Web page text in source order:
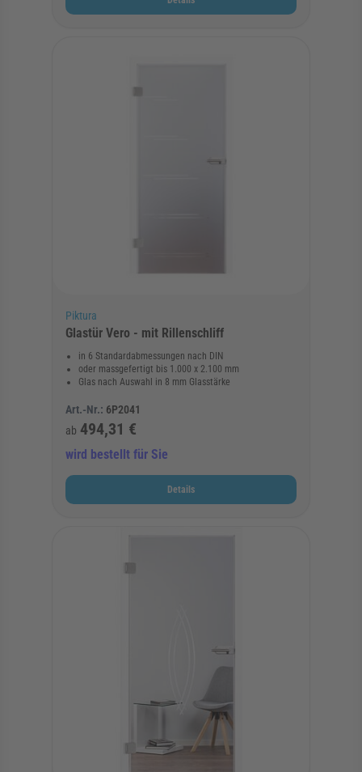
Piktura
Glastür Vero - mit Rillenschliff
in 6 Standardabmessungen nach DIN
oder massgefertigt bis 1.000 x 2.100 mm
Glas nach Auswahl in 8 mm Glasstärke
Art.-Nr.: 6P2041
ab 494,31 €
wird bestellt für Sie
Details